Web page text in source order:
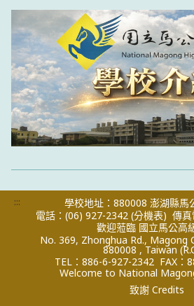
:::
學校地址：880008 澎湖縣馬
電話：(06) 927-2342 (分機表) 傳
歡迎蒞臨 國立馬公高
No. 369, Zhonghua Rd., Magong
880008 , Taiwan
TEL：886-6-927-2342 FAX：
Welcome to National
致謝 Credits